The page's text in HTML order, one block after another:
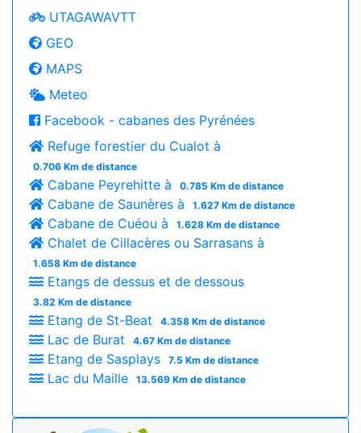
UTAGAWAVTT
GEO
MAPS
Meteo
Facebook - cabanes des Pyrénées
Refuge forestier du Cualot à
0.706 Km de distance
Cabane Peyrehitte à 0.785 Km de distance
Cabane de Saunères à 1.627 Km de distance
Cabane de Cuéou à 1.628 Km de distance
Chalet de Cillacères ou Sarrasans à
1.658 Km de distance
Etangs de dessus et de dessous
3.82 Km de distance
Etang de St-Beat 4.358 Km de distance
Lac de Burat 4.67 Km de distance
Etang de Sasplays 7.5 Km de distance
Lac du Maille 13.569 Km de distance